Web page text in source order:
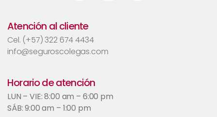
Atención al cliente
Cel. (+57) 322 674 4434
info@seguroscolegas.com
Horario de atención
LUN – VIE: 8:00 am – 6:00 pm
SÁB: 9:00 am – 1:00 pm